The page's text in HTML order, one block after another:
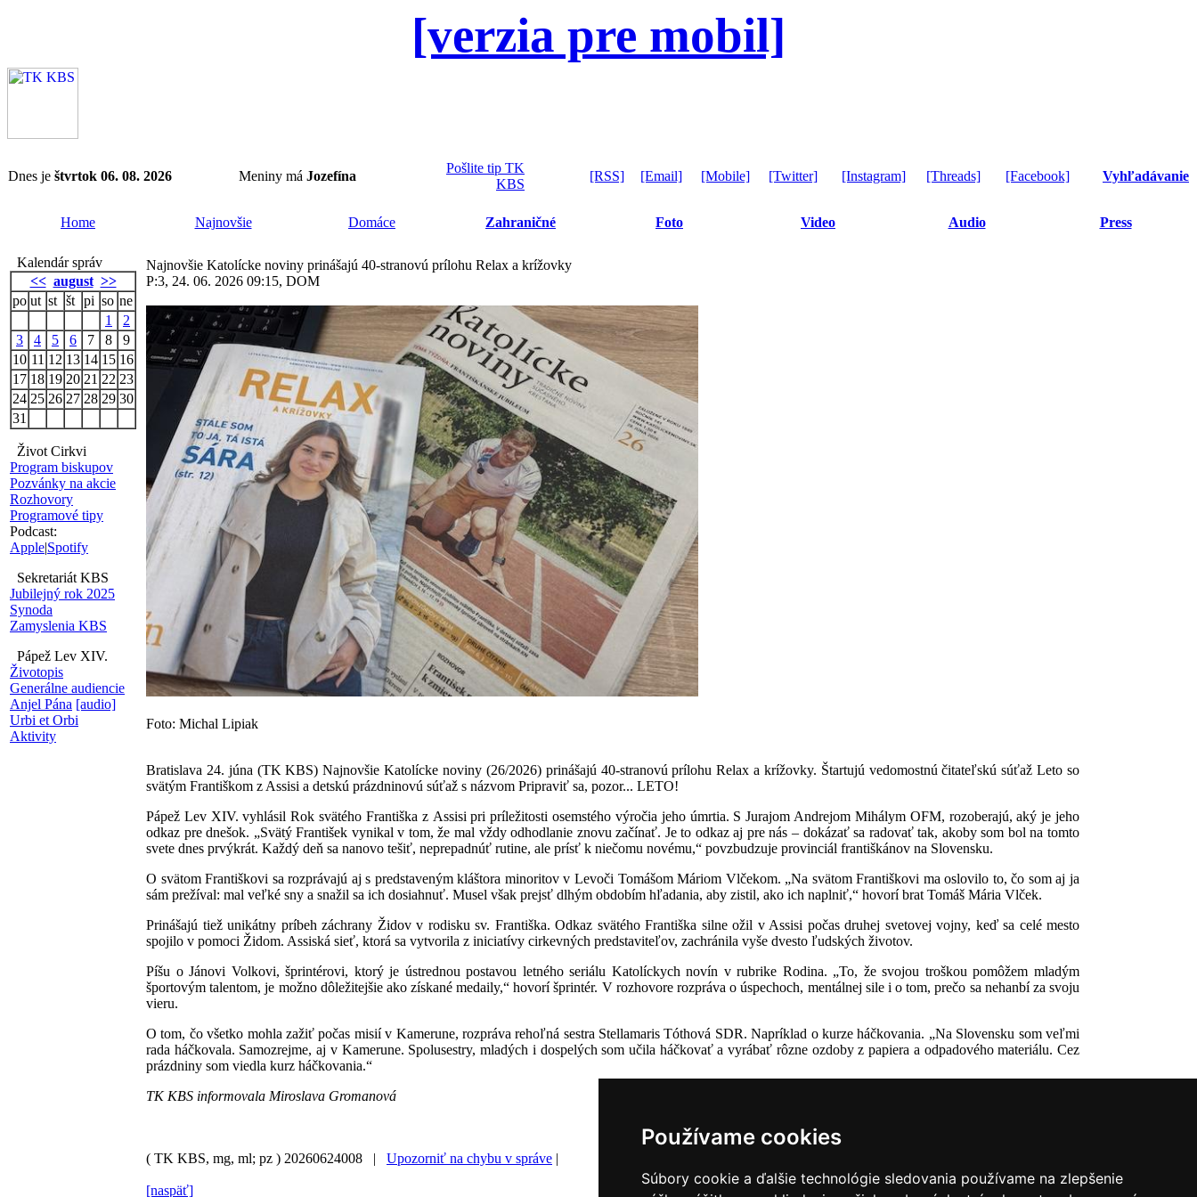
Používame cookies
Súbory cookie a ďalšie technológie sledovania používame na zlepšenie
[verzia pre mobil]
Dnes je štvrtok 06. 08. 2026 Meniny má Jozefína
Pošlite tip TK
KBS
[RSS] [Email] [Mobile] [Twitter] [Instagram] [Threads] [Facebook] Vyhľadávanie
Home Najnovšie Domáce Zahraničné Foto Video Audio Press
Kalendár správ
<< august >>
po ut st št pi so ne
1
2
3
4 5 6 7 8
9
10 11 12 13 14 15 16
17 18 19 20 21 22 23
24 25 26 27 28 29 30
31
Život Cirkvi
Program biskupov
Pozvánky na akcie
Rozhovory
Programové tipy
Podcast:
Apple|Spotify
Sekretariát KBS
Jubilejný rok 2025
Synoda
Zamyslenia KBS
Pápež Lev XIV.
Životopis
Generálne audiencie
Anjel Pána [audio]
Urbi et Orbi
Aktivity
Najnovšie Katolícke noviny prinášajú 40-stranovú prílohu Relax a krížovky
P:3, 24. 06. 2026 09:15, DOM
Foto: Michal Lipiak
Bratislava 24. júna (TK KBS) Najnovšie Katolícke noviny (26/2026) prinášajú 40-stranovú prílohu Relax a krížovky. Štartujú vedomostnú čitateľskú súťaž Leto so
svätým Františkom z Assisi a detskú prázdninovú súťaž s názvom Pripraviť sa, pozor... LETO!
Pápež Lev XIV. vyhlásil Rok svätého Františka z Assisi pri príležitosti osemstého výročia jeho úmrtia. S Jurajom Andrejom Mihálym OFM, rozoberajú, aký je jeho
odkaz pre dnešok. „Svätý František vynikal v tom, že mal vždy odhodlanie znovu začínať. Je to odkaz aj pre nás – dokázať sa radovať tak, akoby som bol na tomto
svete dnes prvýkrát. Každý deň sa nanovo tešiť, neprepadnúť rutine, ale prísť k niečomu novému,“ povzbudzuje provinciál františkánov na Slovensku.
O svätom Františkovi sa rozprávajú aj s predstaveným kláštora minoritov v Levoči Tomášom Máriom Vlčekom. „Na svätom Františkovi ma oslovilo to, čo som aj ja
sám prežíval: mal veľké sny a snažil sa ich dosiahnuť. Musel však prejsť dlhým obdobím hľadania, aby zistil, ako ich naplniť,“ hovorí brat Tomáš Mária Vlček.
Prinášajú tiež unikátny príbeh záchrany Židov v rodisku sv. Františka. Odkaz svätého Františka silne ožil v Assisi počas druhej svetovej vojny, keď sa celé mesto
spojilo v pomoci Židom. Assiská sieť, ktorá sa vytvorila z iniciatívy cirkevných predstaviteľov, zachránila vyše dvesto ľudských životov.
Píšu o Jánovi Volkovi, šprintérovi, ktorý je ústrednou postavou letného seriálu Katolíckych novín v rubrike Rodina. „To, že svojou troškou pomôžem mladým
športovým talentom, je možno dôležitejšie ako získané medaily,“ hovorí šprintér. V rozhovore rozpráva o úspechoch, mentálnej sile i o tom, prečo sa nehanbí za svoju
vieru.
O tom, čo všetko mohla zažiť počas misií v Kamerune, rozpráva rehoľná sestra Stellamaris Tóthová SDR. Napríklad o kurze háčkovania. „Na Slovensku som veľmi
rada háčkovala. Samozrejme, aj v Kamerune. Spolusestry, mladých i dospelých som učila háčkovať a vyrábať rôzne ozdoby z papiera a odpadového materiálu. Cez
prázdniny som viedla kurz háčkovania.“
TK KBS informovala Miroslava Gromanová
( TK KBS, mg, ml; pz ) 20260624008 | Upozorniť na chybu v správe |
[naspäť]